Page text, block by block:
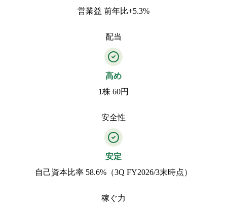
営業益 前年比+5.3%
配当
高め
1株 60円
安全性
安定
自己資本比率 58.6%（3Q FY2026/3末時点）
稼ぐ力